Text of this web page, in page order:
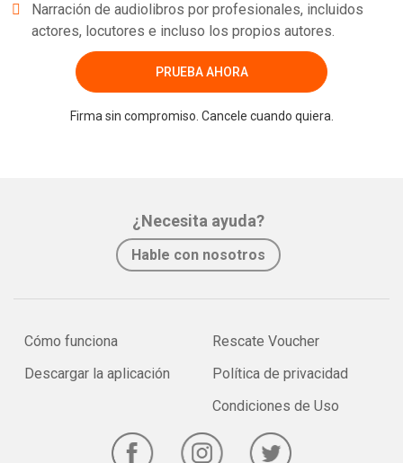
Narración de audiolibros por profesionales, incluidos
actores, locutores e incluso los propios autores.
PRUEBA AHORA
Firma sin compromiso. Cancele cuando quiera.
¿Necesita ayuda?
Hable con nosotros
Cómo funciona
Descargar la aplicación
Rescate Voucher
Política de privacidad
Condiciones de Uso